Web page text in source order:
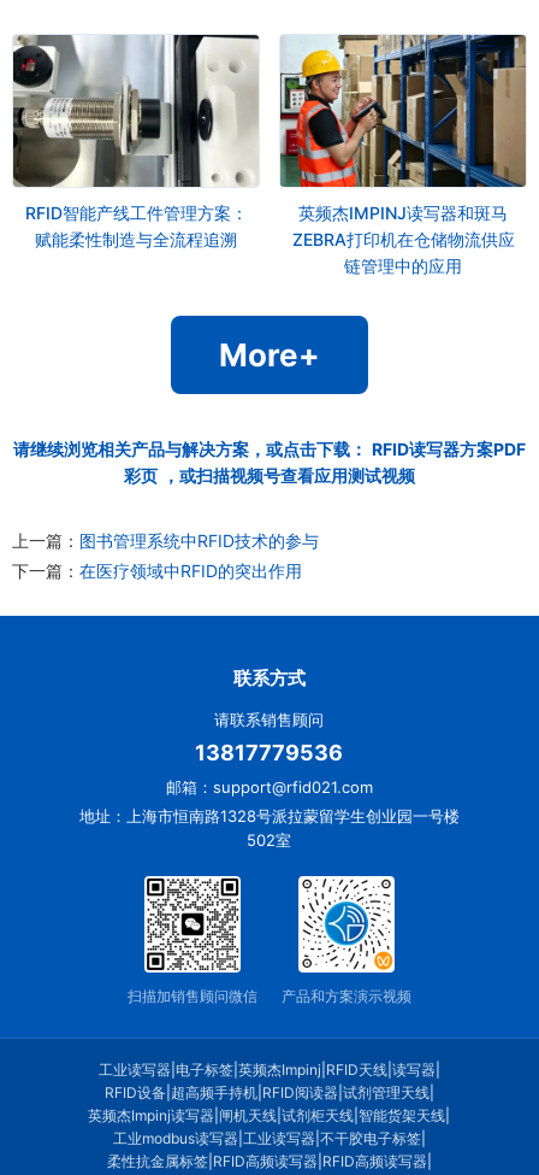
RFID智能产线工件管理方案：
赋能柔性制造与全流程追溯
英频杰IMPINJ读写器和斑马
ZEBRA打印机在仓储物流供应
链管理中的应用
More+
请继续浏览相关产品与解决方案，或点击下载： RFID读写器方案PDF
彩页 ，或扫描视频号查看应用测试视频
上一篇： 图书管理系统中RFID技术的参与
下一篇： 在医疗领域中RFID的突出作用
联系方式
请联系销售顾问
13817779536
邮箱：support@rfid021.com
地址：上海市恒南路1328号派拉蒙留学生创业园一号楼
502室
扫描加销售顾问微信 产品和方案演示视频
工业读写器| 电子标签| 英频杰Impinj RFID天线| 读写器|
RFID设备| 超高频手持机| RFID阅读器| 试剂管理天线|
英频杰Impinj读写器 |闸机天线 |试剂柜天线 |智能货架天线
工业modbus读写器| 工业读写器| 不干胶电子标签|
柔性抗金属标签| RFID高频读写器| RFID高频读写器|